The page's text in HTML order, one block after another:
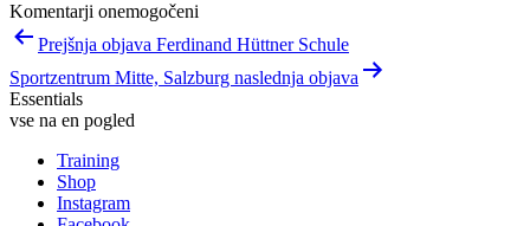
Komentarji onemogočeni
Navigacija
prispevka
Prejšnja objava Ferdinand Hüttner Schule
Sportzentrum Mitte, Salzburg naslednja objava
Essentials
vse na en pogled
Training
Shop
Instagram